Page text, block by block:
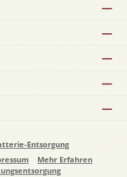
Entsorgung
Mehr Erfahren